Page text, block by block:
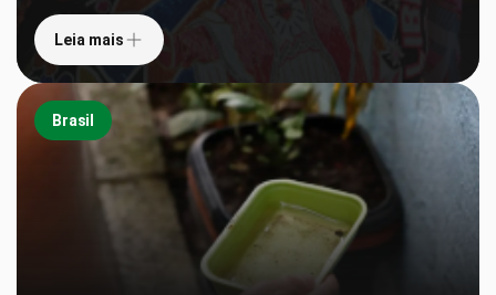
Leia mais
Brasil